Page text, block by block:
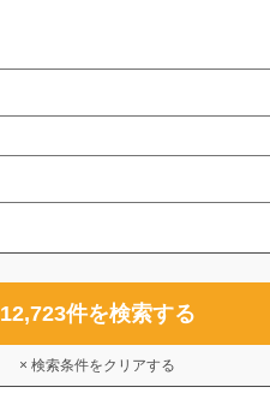
12,723件を検索する
× 検索条件をクリアする